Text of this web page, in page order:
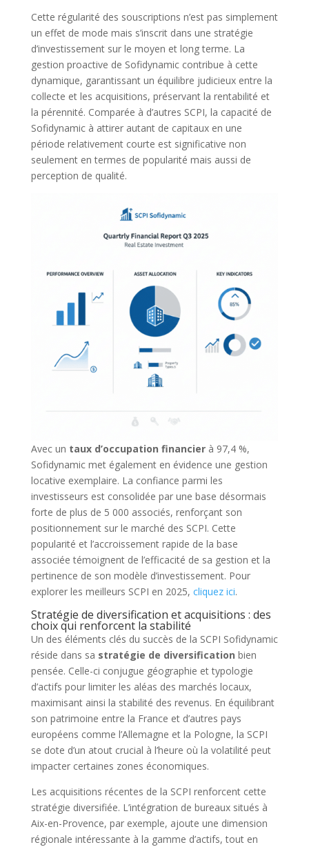
Cette régularité des souscriptions n’est pas simplement
un effet de mode mais s’inscrit dans une stratégie
d’investissement sur le moyen et long terme. La
gestion proactive de Sofidynamic contribue à cette
dynamique, garantissant un équilibre judicieux entre la
collecte et les acquisitions, préservant la rentabilité et
la pérennité. Comparée à d’autres SCPI, la capacité de
Sofidynamic à attirer autant de capitaux en une
période relativement courte est significative non
seulement en termes de popularité mais aussi de
perception de qualité.
Avec un taux d’occupation financierà 97,4 %,
Sofidynamic met également en évidence une gestion
locative exemplaire. La confiance parmi les
investisseurs est consolidée par une base désormais
forte de plus de 5 000 associés, renforçant son
positionnement sur le marché des SCPI. Cette
popularité et l’accroissement rapide de la base
associée témoignent de l’efficacité de sa gestion et la
pertinence de son modèle d’investissement. Pour
explorer les meilleurs SCPI en 2025, cliquez ici.
Stratégie de diversification et acquisitions : des
choix qui renforcent la stabilité
Un des éléments clés du succès de la SCPI Sofidynamic
réside dans sa stratégie de diversification bien
pensée. Celle-ci conjugue géographie et typologie
d’actifs pour limiter les aléas des marchés locaux,
maximisant ainsi la stabilité des revenus. En équilibrant
son patrimoine entre la France et d’autres pays
européens comme l’Allemagne et la Pologne, la SCPI
se dote d’un atout crucial à l’heure où la volatilité peut
impacter certaines zones économiques.
Les acquisitions récentes de la SCPI renforcent cette
stratégie diversifiée. L’intégration de bureaux situés à
Aix-en-Provence, par exemple, ajoute une dimension
régionale intéressante à la gamme d’actifs, tout en